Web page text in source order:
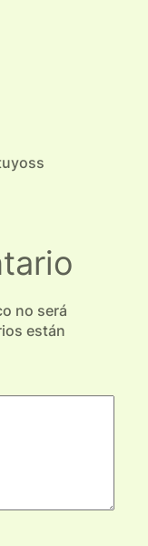
no será
están